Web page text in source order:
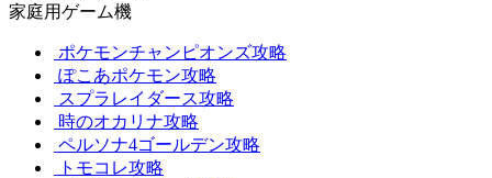
家庭用ゲーム機
ポケモンチャンピオンズ攻略
ぽこあポケモン攻略
スプラレイダース攻略
時のオカリナ攻略
ペルソナ4ゴールデン攻略
トモコレ攻略